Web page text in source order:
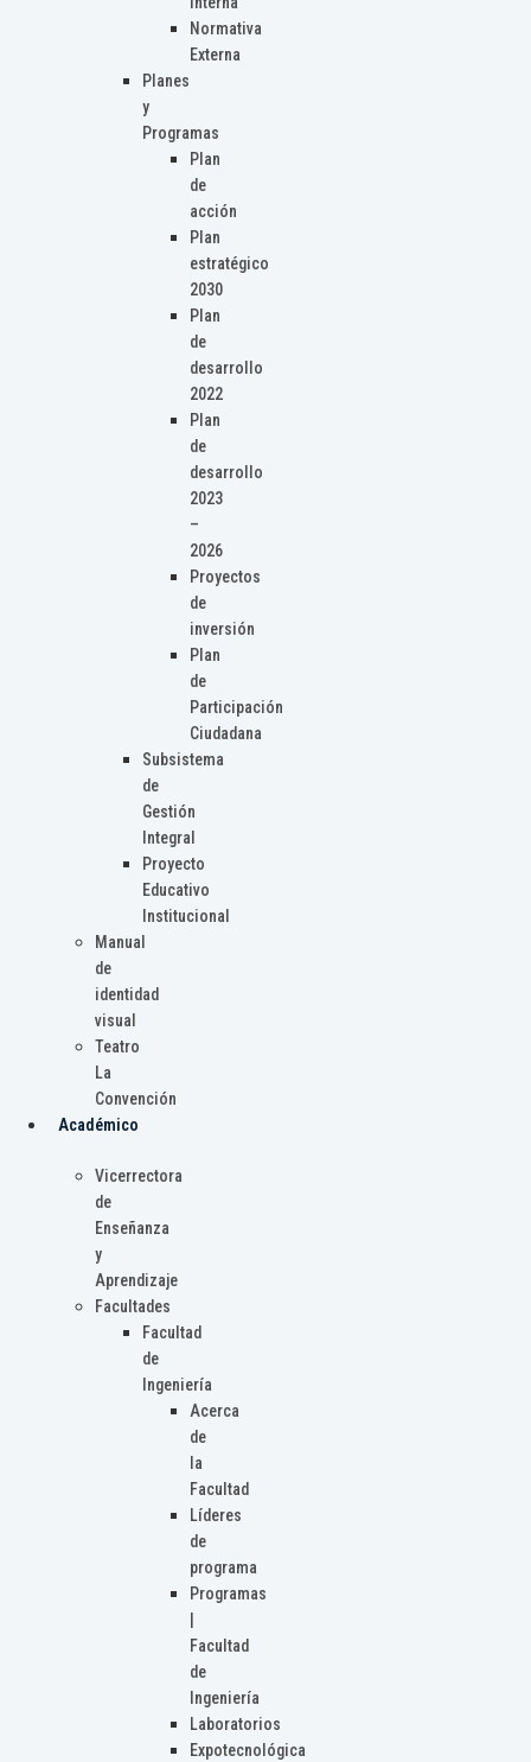
Normativa
Externa
Planes
y
Programas
Plan
de
acción
Plan
estratégico
2030
Plan
de
desarrollo
2022
Plan
de
desarrollo
2023
–
2026
Proyectos
de
inversión
Plan
de
Participación
Ciudadana
Subsistema
de
Gestión
Integral
Proyecto
Educativo
Institucional
Manual
de
identidad
visual
Teatro
La
Convención
Académico
Vicerrectora
de
Enseñanza
y
Aprendizaje
Facultades
Facultad
de
Ingeniería
Acerca
de
la
Facultad
Líderes
de
programa
Programas
Facultad
de
Ingeniería
Laboratorios
Expotecnológica